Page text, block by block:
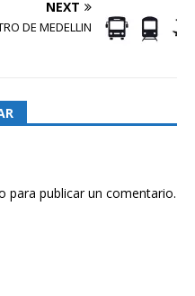
NEXT
DE MEDELLIN
para publicar un comentario.